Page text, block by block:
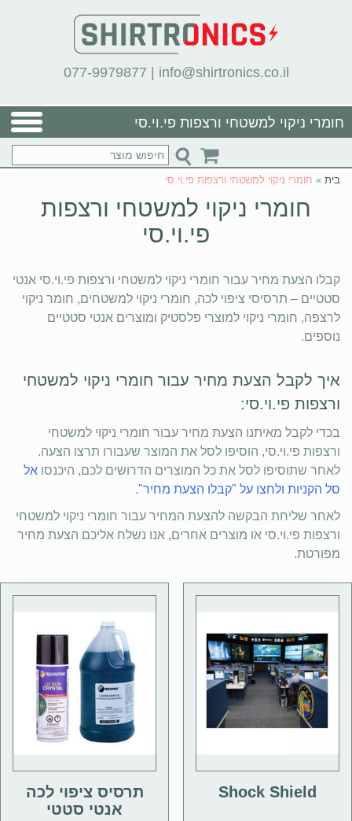
077-9979877 | info@shirtronics.co.il
חומרי ניקוי למשטחי ורצפות פי.וי.סי
בית » חומרי ניקוי למשטחי ורצפות פי.וי.סי
חומרי ניקוי למשטחי ורצפות
פי.וי.סי
קבלו הצעת מחיר עבור חומרי ניקוי למשטחי ורצפות פי.וי.סי אנטי
סטטיים – תרסיסי ציפוי לכה, חומרי ניקוי למשטחים, חומר ניקוי
לרצפה, חומרי ניקוי למוצרי פלסטיק ומוצרים אנטי סטטיים
נוספים.
איך לקבל הצעת מחיר עבור חומרי ניקוי למשטחי
ורצפות פי.וי.סי:
בכדי לקבל מאיתנו הצעת מחיר עבור חומרי ניקוי למשטחי
ורצפות פי.וי.סי, הוסיפו לסל את המוצר שעבורו תרצו הצעה.
לאחר שתוסיפו לסל את כל המוצרים הדרושים לכם, היכנסו אל
סל הקניות ולחצו על "קבלו הצעת מחיר".
לאחר שליחת הבקשה להצעת המחיר עבור חומרי ניקוי למשטחי
ורצפות פי.וי.סי או מוצרים אחרים, אנו נשלח אליכם הצעת מחיר
מפורטת.
Shock Shield
תרסיס ציפוי לכה
אנטי סטטי